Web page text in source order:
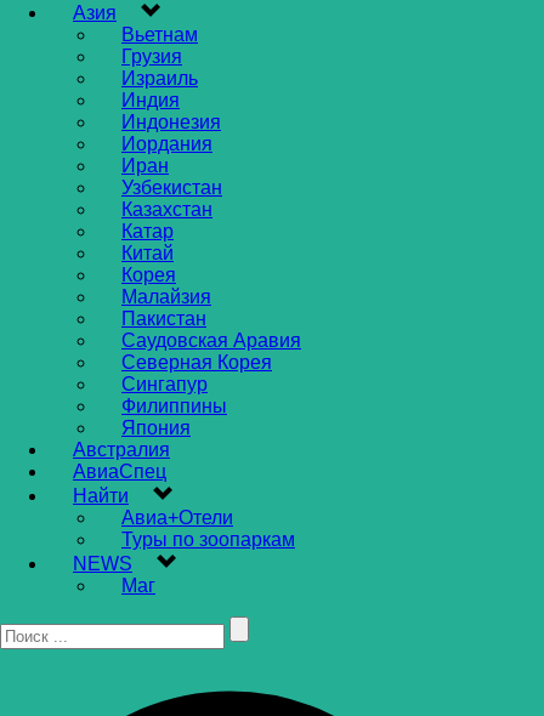
Азия
Вьетнам
Грузия
Израиль
Индия
Индонезия
Иордания
Иран
Узбекистан
Казахстан
Катар
Китай
Корея
Малайзия
Пакистан
Саудовская Аравия
Северная Корея
Сингапур
Филиппины
Япония
Австралия
АвиаСпец
Найти
Авиа+Отели
Туры по зоопаркам
NEWS
Маг